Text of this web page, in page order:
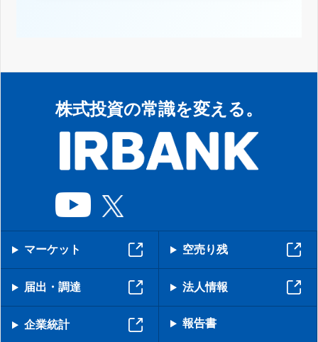
株式投資の常識を変える。
マーケット 空売り残
届出・調達 法人情報
企業統計 報告書